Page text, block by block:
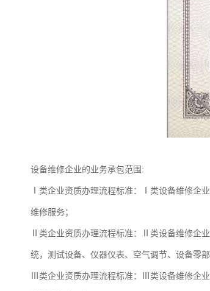
设备维修企业的业务承包范围:
Ⅰ类企业资质办理流程标准：Ⅰ类设备维修企
维修服务；
Ⅱ类企业资质办理流程标准：Ⅱ类设备维修企
统，测试设备、仪器仪表、空气调节、设备零
Ⅲ类企业资质办理流程标准：Ⅲ类设备维修企